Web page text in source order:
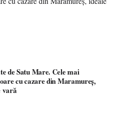
de Satu Mare. Cele mai
cu cazare din Maramureș,
vară